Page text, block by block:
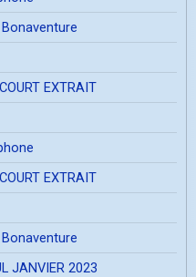
EXTRAIT
EXTRAIT
JANVIER 2023